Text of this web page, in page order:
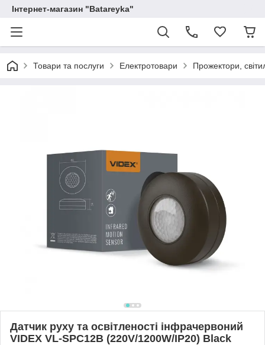
Інтернет-магазин "Batareyka"
Товари та послуги Електротовари Прожектори,
Датчик руху та освітленості інфрачервоний
VIDEX VL-SPC12B (220V/1200W/IP20) Black